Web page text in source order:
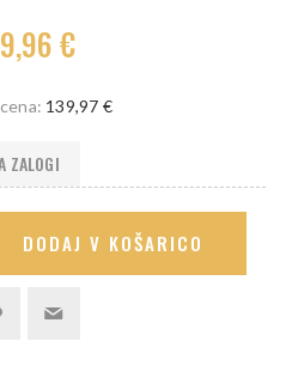
€
139,97 €
ZALOGI
DODAJ V KOŠARICO